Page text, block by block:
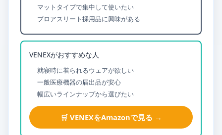
マットタイプで集中して使いたい
プロアスリート採用品に興味がある
VENEXがおすすめな人
就寝時に着られるウェアが欲しい
一般医療機器の届出品が安心
幅広いラインナップから選びたい
🛒 VENEXをAmazonで見る →